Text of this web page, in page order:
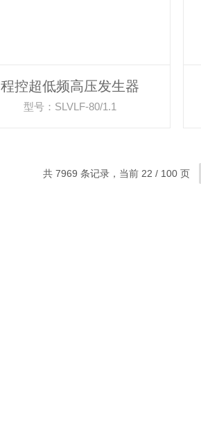
程控超低频高压发生器
型号：SLVLF-80/1.1
共 7969 条记录，当前 22 / 100 页